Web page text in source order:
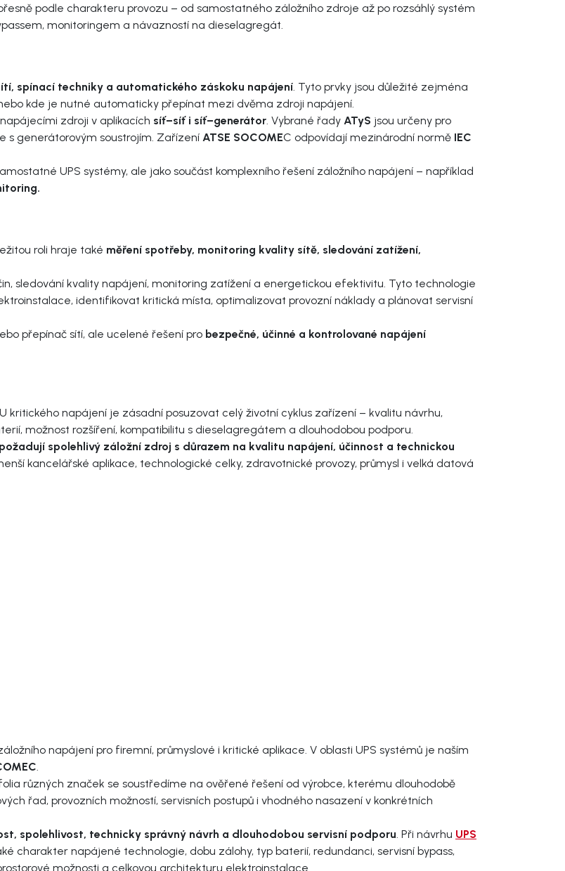
podle charakteru provozu – od samostatného záložního zdroje až po rozsáhlý systém
monitoringem a návazností na dieselagregát.
spínací techniky a automatického záskoku napájení . Tyto prvky jsou důležité zejména
kde je nutné automaticky přepínat mezi dvěma zdroji napájení.
zdroji v aplikacích síť–síť i síť–generátor . Vybrané řady ATyS jsou určeny pro
s generátorovým soustrojím. Zařízení ATSE SOCOMEC odpovídají mezinárodní normě IEC
UPS systémy, ale jako součást komplexního řešení záložního napájení – například
roli hraje také měření spotřeby, monitoring kvality sítě, sledování zatížení,
sledování kvality napájení, monitoring zatížení a energetickou efektivitu. Tyto technologie
identifikovat kritická místa, optimalizovat provozní náklady a plánovat servisní
přepínač sítí, ale ucelené řešení pro bezpečné, účinné a kontrolované napájení
kritického napájení je zásadní posuzovat celý životní cyklus zařízení – kvalitu návrhu,
možnost rozšíření, kompatibilitu s dieselagregátem a dlouhodobou podporu.
spolehlivý záložní zdroj s důrazem na kvalitu napájení, účinnost a technickou
kancelářské aplikace, technologické celky, zdravotnické provozy, průmysl i velká datová
napájení pro firemní, průmyslové i kritické aplikace. V oblasti UPS systémů je naším
různých značek se soustředíme na ověřené řešení od výrobce, kterému dlouhodobě
řad, provozních možností, servisních postupů i vhodného nasazení v konkrétních
spolehlivost, technicky správný návrh a dlouhodobou servisní podporu . Při návrhu UPS
charakter napájené technologie, dobu zálohy, typ baterií, redundanci, servisní bypass,
možnosti a celkovou architekturu elektroinstalace.